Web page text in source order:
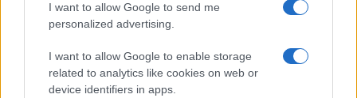
I want to allow Google to send me
personalized advertising.
I want to allow Google to enable storage
related to analytics like cookies on web or
device identifiers in apps.